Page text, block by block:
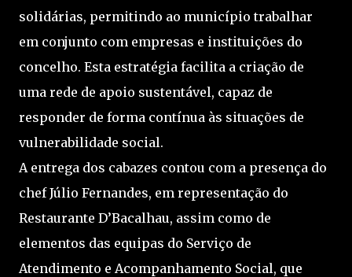
solidárias, permitindo ao município trabalhar
em conjunto com empresas e instituições do
concelho. Esta estratégia facilita a criação de
uma rede de apoio sustentável, capaz de
responder de forma contínua às situações de
vulnerabilidade social.
A entrega dos cabazes contou com a presença do
chef Júlio Fernandes, em representação do
Restaurante D’Bacalhau, assim como de
elementos das equipas do Serviço de
Atendimento e Acompanhamento Social, que